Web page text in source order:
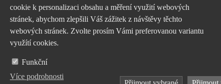
Jsme příspěvkovou organizací
zřízenou a financovanou
Nastavení cookies
cookie k personalizaci obsahu a měření využití webových
stránek, abychom zlepšili Váš zážitek z návštěvy těchto
webových stránek. Zvolte prosím Vámi preferovanou variantu
využítí cookies.
Funkční
Více podrobnosti